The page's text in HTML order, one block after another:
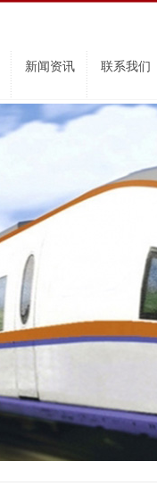
新闻资讯 联系我们